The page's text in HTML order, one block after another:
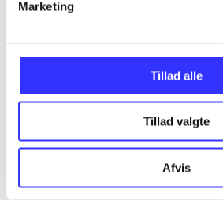
Marketing
Tillad alle
Tillad valgte
Afvis